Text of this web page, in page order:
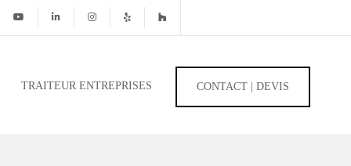
TRAITEUR ENTREPRISES CONTACT | DEVIS